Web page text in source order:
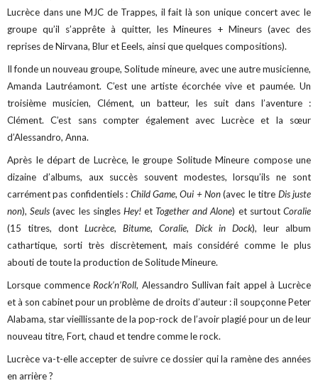
Lucrèce dans une MJC de Trappes, il fait là son unique concert avec le
groupe qu’il s’apprête à quitter, les Mineures + Mineurs (avec des
reprises de Nirvana, Blur et Eeels, ainsi que quelques compositions).
Il fonde un nouveau groupe, Solitude mineure, avec une autre musicienne,
Amanda Lautréamont. C’est une artiste écorchée vive et paumée. Un
troisième musicien, Clément, un batteur, les suit dans l’aventure :
Clément. C’est sans compter également avec Lucrèce et la sœur
d’Alessandro, Anna.
Après le départ de Lucrèce, le groupe Solitude Mineure compose une
dizaine d’albums, aux succès souvent modestes, lorsqu’ils ne sont
carrément pas confidentiels : Child Game,Oui + Non(avec le titre Dis juste
non),Seuls (avec les singles Hey!etTogether and Alone) et surtout Coralie
(15 titres, dontLucrèce,Bitume,Coralie,Dick in Dock), leur album
cathartique, sorti très discrètement, mais considéré comme le plus
abouti de toute la production de Solitude Mineure.
Lorsque commence Rock’n’Roll, Alessandro Sullivan fait appel à Lucrèce
et à son cabinet pour un problème de droits d’auteur : il soupçonne Peter
Alabama, star vieillissante de la pop-rock de l’avoir plagié pour un de leur
nouveau titre, Fort, chaud et tendre comme le rock.
Lucrèce va-t-elle accepter de suivre ce dossier qui la ramène des années
en arrière ?